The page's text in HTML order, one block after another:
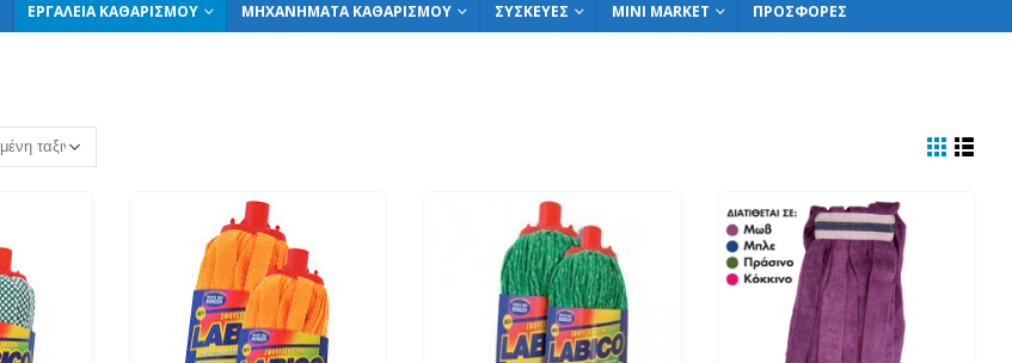
ΕΡΓΑΛΕΊΑ ΚΑΘΑΡΙΣΜΟΎ ΜΗΧΑΝΉΜΑΤΑ ΚΑΘΑΡΙΣΜΟΎ ΣΥΣΚΕΥΈΣ MINI MARKET ΠΡΟΣΦΟΡΈΣ